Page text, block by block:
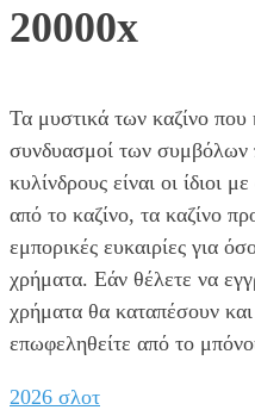
20000x
Τα μυστικά των καζίνο που
συνδυασμοί των συμβόλων
κυλίνδρους είναι οι ίδιοι
από το καζίνο, τα καζίνο
εμπορικές ευκαιρίες για
χρήματα. Εάν θέλετε να
χρήματα θα καταπέσουν
επωφεληθείτε από το
2026 σλοτ